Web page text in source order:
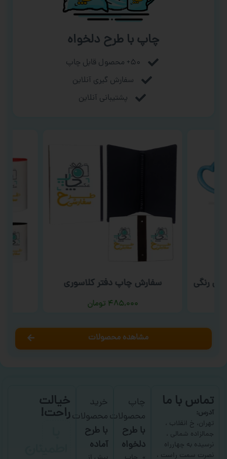
چاپ با طرح دلخواه
۵۰+ محصول قابل چاپ
سفارش گیری آنلاین
پشتیبانی آنلاین
رنگی سفارش چاپ دفتر کلاسوری
۴۸۵,۰۰۰ تومان
مشاهده محصولات
تماس با ما
آدرس:
تهران، خ انقلاب ،
جمالزاده شمالی ،
نرسیده به چهارراه
نصرت سمت راست ،
چاپ
محصولات
با طرح
دلخواه
خرید
محصولات
با طرح
آماده
خیالت
راحت!